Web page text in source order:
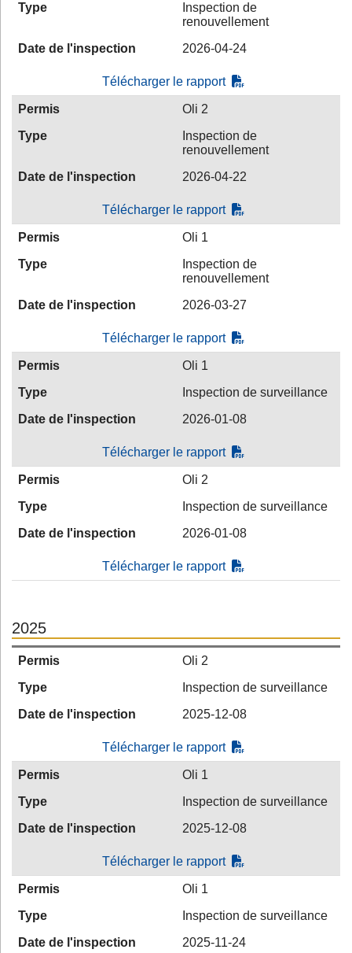
Type
Inspection de
renouvellement
Date de l'inspection
2026-04-24
Télécharger le rapport
Permis
Oli 2
Type
Inspection de
renouvellement
Date de l'inspection
2026-04-22
Télécharger le rapport
Permis
Oli 1
Type
Inspection de
renouvellement
Date de l'inspection
2026-03-27
Télécharger le rapport
Permis
Oli 1
Type
Inspection de surveillance
Date de l'inspection
2026-01-08
Télécharger le rapport
Permis
Oli 2
Type
Inspection de surveillance
Date de l'inspection
2026-01-08
Télécharger le rapport
2025
Permis
Oli 2
Type
Inspection de surveillance
Date de l'inspection
2025-12-08
Télécharger le rapport
Permis
Oli 1
Type
Inspection de surveillance
Date de l'inspection
2025-12-08
Télécharger le rapport
Permis
Oli 1
Type
Inspection de surveillance
Date de l'inspection
2025-11-24